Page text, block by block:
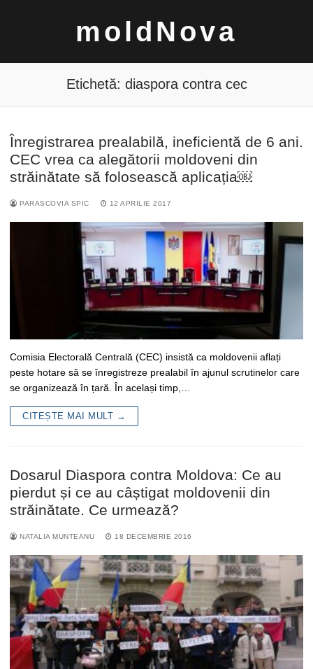
moldNova
Caută
după:
Etichetă: diaspora contra cec
Înregistrarea prealabilă, ineficientă de 6 ani.
CEC vrea ca alegătorii moldoveni din
străinătate să folosească aplicația￼
PARASCOVIA SPIC 12 APRILIE 2017
Comisia Electorală Centrală (CEC) insistă ca moldovenii aflați
peste hotare să se înregistreze prealabil în ajunul scrutinelor care
se organizează în țară. În același timp,…
CITEȘTE MAI MULT →
Dosarul Diaspora contra Moldova: Ce au
pierdut și ce au câștigat moldovenii din
străinătate. Ce urmează?
NATALIA MUNTEANU 18 DECEMBRIE 2016